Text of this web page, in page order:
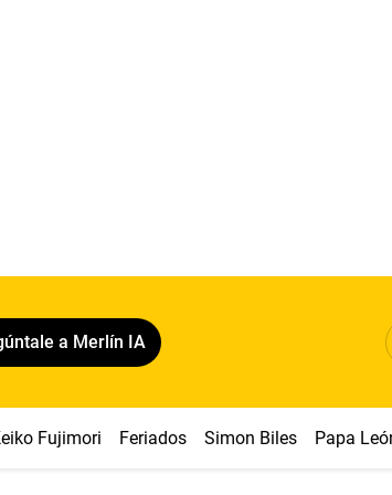
a Merlín IA
Fujimori Feriados Simon Biles Papa